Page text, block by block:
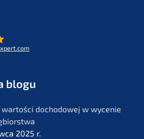
blogu
docho­do­wej w wycenie
2025 r.